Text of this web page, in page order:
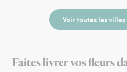
Voir toutes les
Faites livrer vos fleurs